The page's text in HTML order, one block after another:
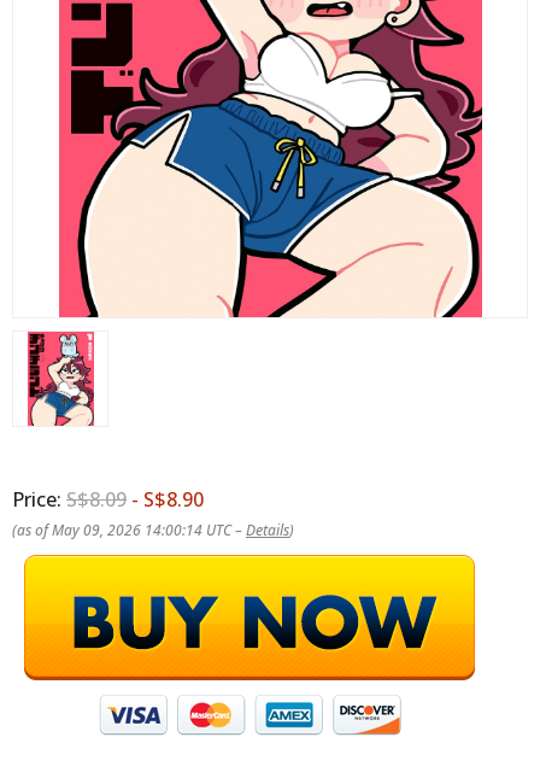
Price: S$8.09 - S$8.90
(as of May 09, 2026 14:00:14 UTC –Details)